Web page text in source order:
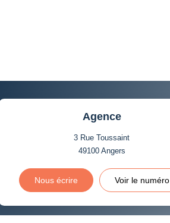
Agence
3 Rue Toussaint
49100 Angers
Nous écrire Voir le numéro